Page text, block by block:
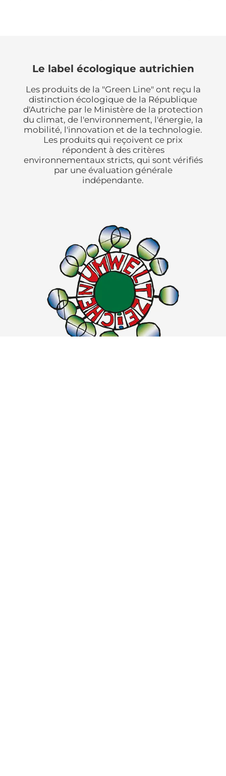
Le label écologique autrichien
Les produits de la "Green Line" ont reçu la
distinction écologique de la République
d'Autriche par le Ministère de la protection
du climat, de l'environnement, l'énergie, la
mobilité, l'innovation et de la technologie.
Les produits qui reçoivent ce prix
répondent à des critères
environnementaux stricts, qui sont vérifiés
par une évaluation générale
indépendante.